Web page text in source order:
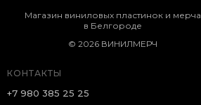
КОНТАКТЫ
+7 980 385 25 25
Магазин виниловых пластинок и мерча
в Белгороде
© 2026 ВИНИЛМЕРЧ